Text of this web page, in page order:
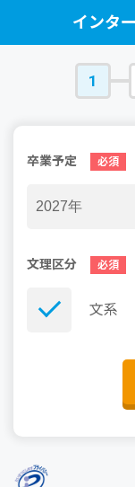
インタ
1
卒業予定
文理区分
文系